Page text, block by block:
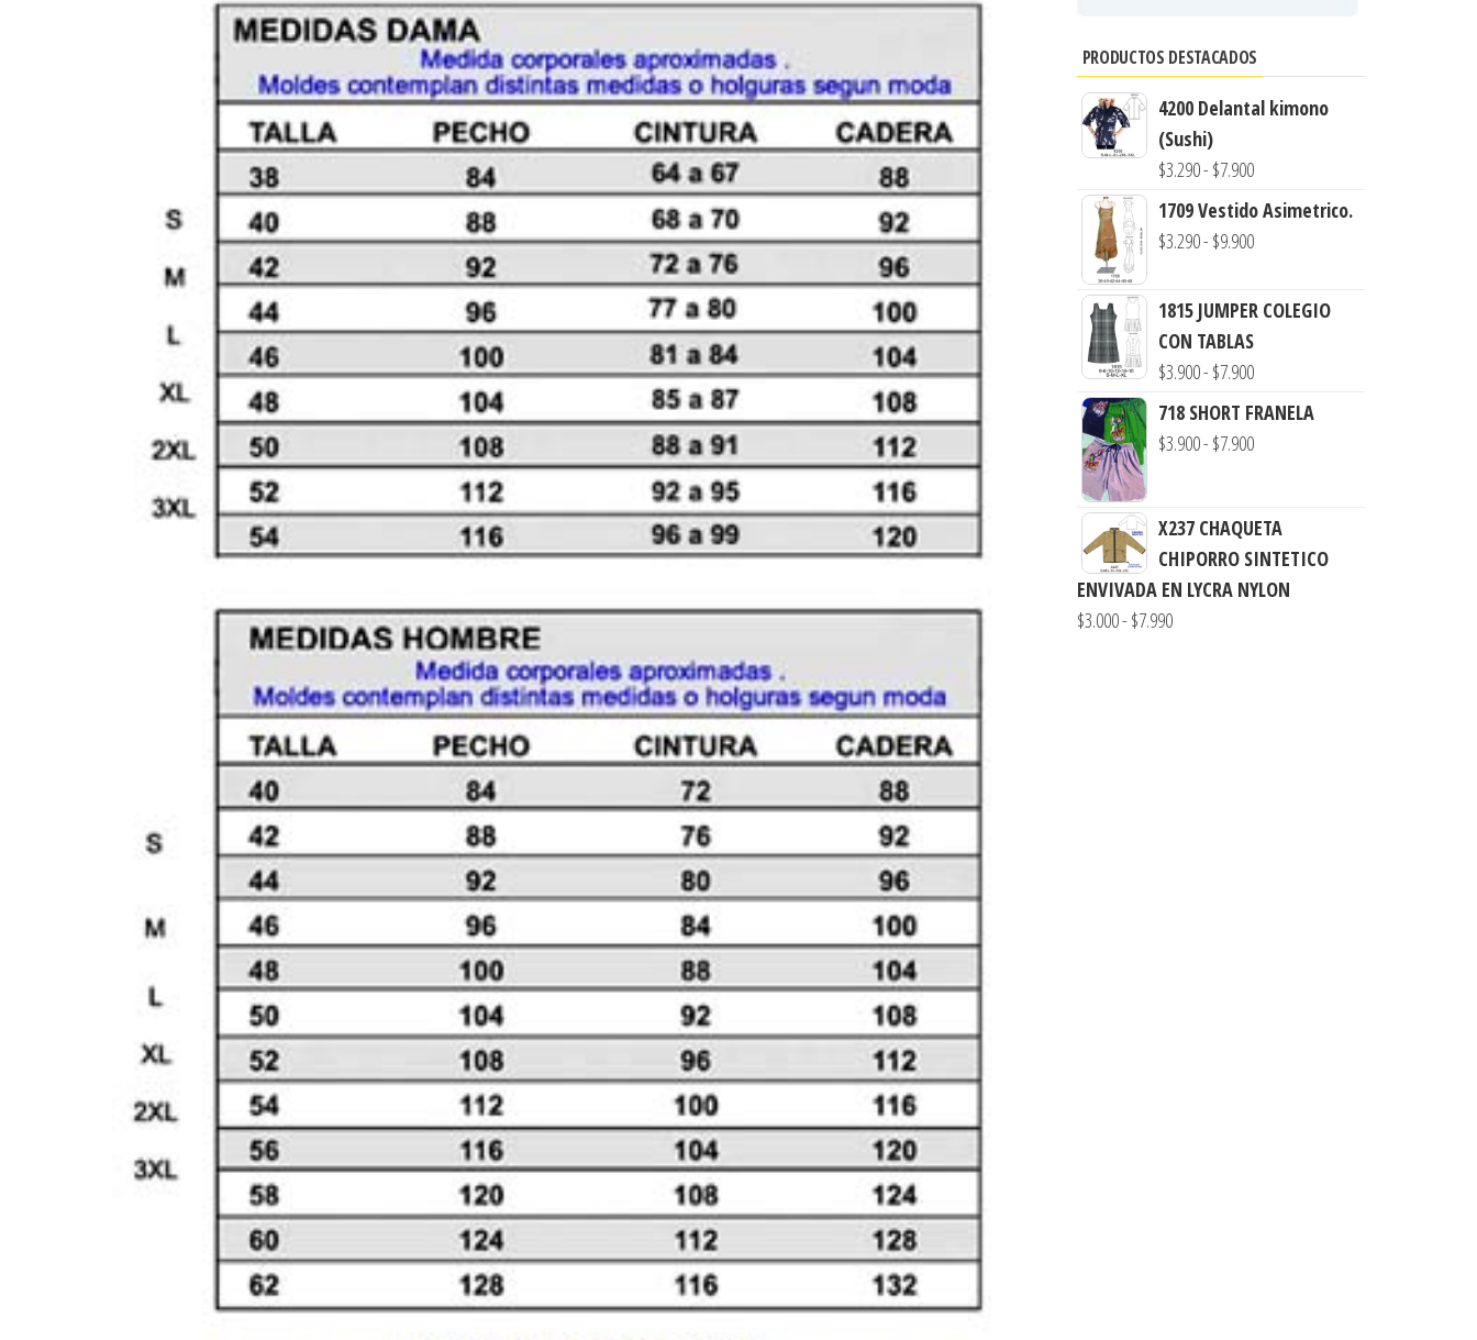
PRODUCTOS DESTACADOS
4200 Delantal kimono
(Sushi)
$3.290- $7.900Rango
de
precios:
hasta
$7.900
1709 Vestido Asimetrico.
$3.290- $9.900Rango
precios:
desde
$3.290
$9.900
1815 JUMPER COLEGIO
CON TABLAS
$3.900- $7.900Rango
de
precios:
hasta
$7.900
718 SHORT FRANELA
$3.900- $7.900Rango
desde
$3.900
hasta
X237 CHAQUETA
CHIPORRO SINTETICO
ENVIVADA EN LYCRA NYLON
$3.000- $7.990Rango